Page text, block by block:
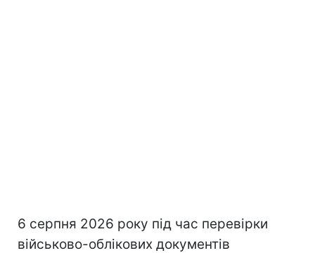
6 серпня 2026 року під час перевірки
військово-облікових документів